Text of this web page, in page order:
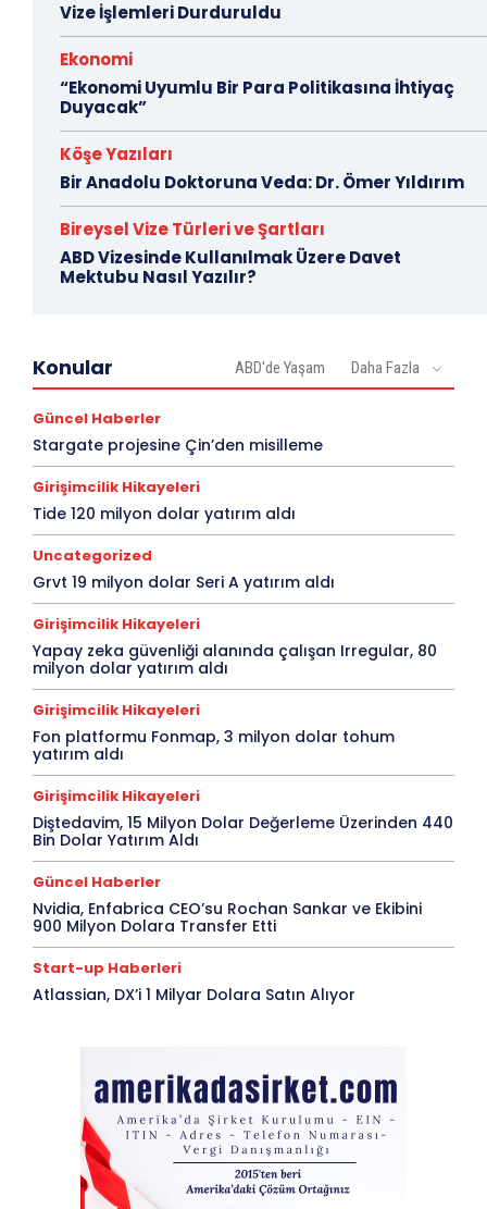
Vize İşlemleri Durduruldu
Ekonomi
“Ekonomi Uyumlu Bir Para Politikasına İhtiyaç
Duyacak”
Köşe Yazıları
Bir Anadolu Doktoruna Veda: Dr. Ömer Yıldırım
Bireysel Vize Türleri ve Şartları
ABD Vizesinde Kullanılmak Üzere Davet
Mektubu Nasıl Yazılır?
Konular ABD'de Yaşam Daha Fazla
Güncel Haberler
Stargate projesine Çin’den misilleme
Girişimcilik Hikayeleri
Tide 120 milyon dolar yatırım aldı
Uncategorized
Grvt 19 milyon dolar Seri A yatırım aldı
Girişimcilik Hikayeleri
Yapay zeka güvenliği alanında çalışan Irregular, 80
milyon dolar yatırım aldı
Girişimcilik Hikayeleri
Fon platformu Fonmap, 3 milyon dolar tohum
yatırım aldı
Girişimcilik Hikayeleri
Diştedavim, 15 Milyon Dolar Değerleme Üzerinden 440
Bin Dolar Yatırım Aldı
Güncel Haberler
Nvidia, Enfabrica CEO’su Rochan Sankar ve Ekibini
900 Milyon Dolara Transfer Etti
Start-up Haberleri
Atlassian, DX’i 1 Milyar Dolara Satın Alıyor